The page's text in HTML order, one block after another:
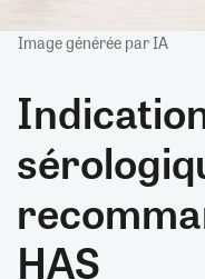
Image générée par IA
HAS